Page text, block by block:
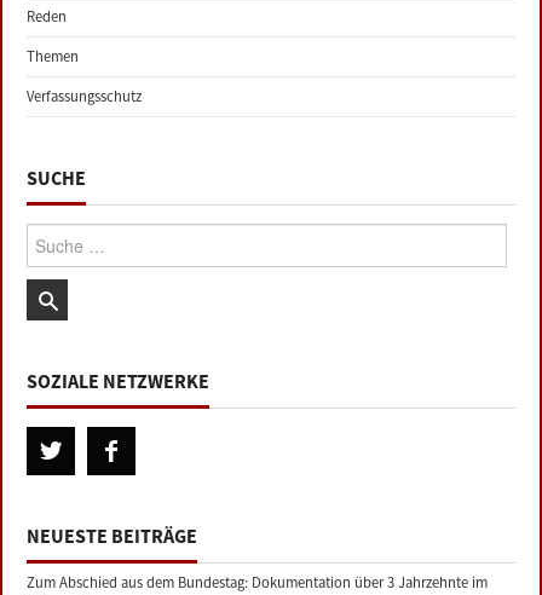
Reden
Themen
Verfassungsschutz
SUCHE
Suche:
SOZIALE NETZWERKE
NEUESTE BEITRÄGE
Zum Abschied aus dem Bundestag: Dokumentation über 3 Jahrzehnte im